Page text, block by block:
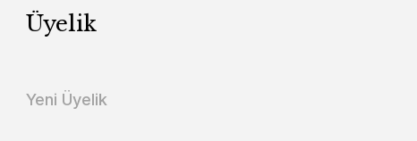
Üyelik
Yeni Üyelik